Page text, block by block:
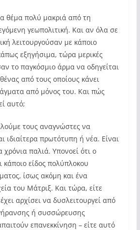
θέμα πολύ μακριά από τη
γεωπολιτική. Και αν όλα σε
λειτουργούσαν με κάποιο
εξηγήσιμα, τώρα μερικές
το παγκόσμιο άρμα να οδηγείται
από τους οποίους κάνει
από μόνος του. Και πώς
αυτό;
τους αναγνώστες να
ιδιαίτερα πρωτότυπη ή νέα. Είναι
χρόνια παλιά. Υπονοεί ότι ο
κάποιο είδος πολύπλοκου
ίσως ακόμη και ένα
του Μάτριξ. Και τώρα, είτε
αρχίσει να δυσλειτουργεί από
ή συσσώρευσης
επανεκκίνηση – είτε αυτό